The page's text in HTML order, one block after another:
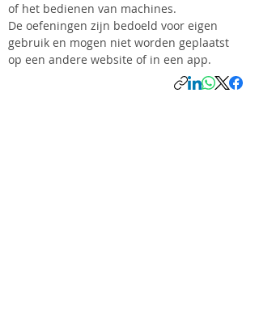
of het bedienen van machines.
De oefeningen zijn bedoeld voor eigen
gebruik en mogen niet worden geplaatst
op een andere website of in een app.